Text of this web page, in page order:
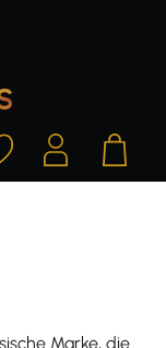
Marke, die